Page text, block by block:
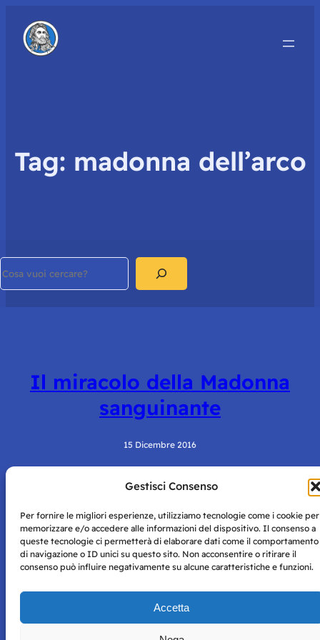
Gestisci Consenso
Per fornire le migliori esperienze, utilizziamo tecnologie come i cookie per
memorizzare e/o accedere alle informazioni del dispositivo. Il consenso a
queste tecnologie ci permetterà di elaborare dati come il comportamento
di navigazione o ID unici su questo sito. Non acconsentire o ritirare il
consenso può influire negativamente su alcune caratteristiche e funzioni.
Accetta
Tag: madonna dell’arco
Il miracolo della Madonna
sanguinante
15 Dicembre 2016
Napoli con autorizzazione numero 38 del 25/9/2019.
Tutte le immagini e i contenuti su questo sito sono forniti